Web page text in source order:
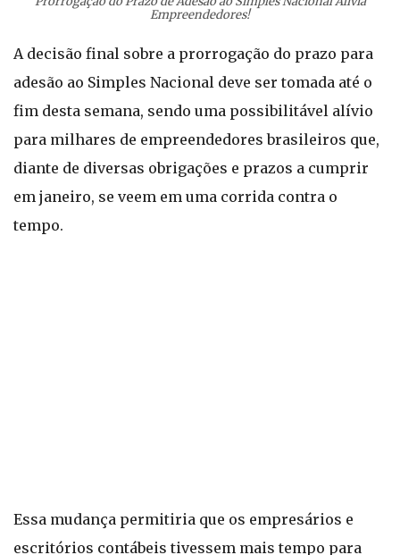
Empreendedores!
A decisão final sobre a prorrogação do prazo para
adesão ao Simples Nacional deve ser tomada até o
fim desta semana, sendo uma possibilitável alívio
para milhares de empreendedores brasileiros que,
diante de diversas obrigações e prazos a cumprir
em janeiro, se veem em uma corrida contra o
tempo.
Essa mudança permitiria que os empresários e
escritórios contábeis tivessem mais tempo para